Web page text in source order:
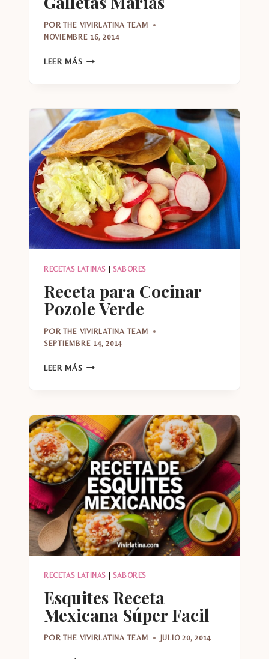
POR THE VIVIRLATINA TEAM
NOVIEMBRE 16, 2014
LEER MÁS RECETA
MARIAS
RECETAS LATINAS SABORES
Receta para Cocinar
Pozole Verde
POR THE VIVIRLATINA TEAM
SEPTIEMBRE 14, 2014
LEER MÁS RECETA
VERDE
RECETAS LATINAS SABORES
Esquites Receta
Mexicana Súper Facil
POR THE VIVIRLATINA TEAM JULIO 20, 2014